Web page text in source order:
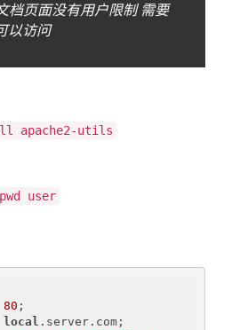
档页面没有用户限制 需要
以访问
apache2-utils
user
80 ;
local .server.com;